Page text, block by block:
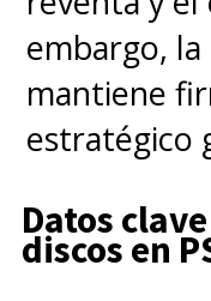
embargo,
mantiene
estratégico
Datos
discos en